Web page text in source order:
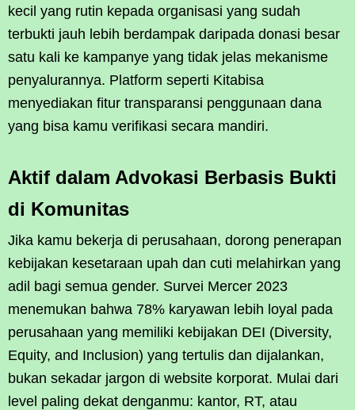
kecil yang rutin kepada organisasi yang sudah
terbukti jauh lebih berdampak daripada donasi besar
satu kali ke kampanye yang tidak jelas mekanisme
penyalurannya. Platform seperti Kitabisa
menyediakan fitur transparansi penggunaan dana
yang bisa kamu verifikasi secara mandiri.
Aktif dalam Advokasi Berbasis Bukti
di Komunitas
Jika kamu bekerja di perusahaan, dorong penerapan
kebijakan kesetaraan upah dan cuti melahirkan yang
adil bagi semua gender. Survei Mercer 2023
menemukan bahwa 78% karyawan lebih loyal pada
perusahaan yang memiliki kebijakan DEI (Diversity,
Equity, and Inclusion) yang tertulis dan dijalankan,
bukan sekadar jargon di website korporat. Mulai dari
level paling dekat denganmu: kantor, RT, atau